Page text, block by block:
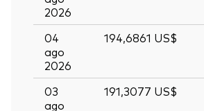
2026
04
ago
2026
194,6861 US$
03
ago
191,3077 US$